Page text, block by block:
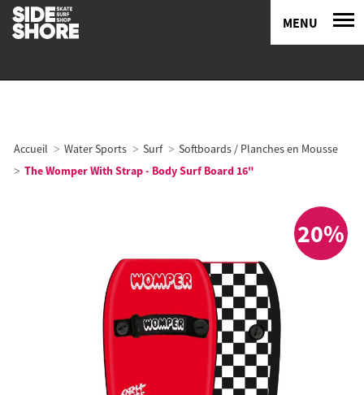
MENU
Accueil Water Sports Surf
Softboards / Planches en Mousse
The Womper With Strap - Body Surf Board 16"
20%